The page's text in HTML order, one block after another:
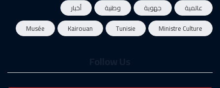
عالمية جهوية وطنية
أخبار
Ministre Culture
Tunisie
Kairouan
Musée